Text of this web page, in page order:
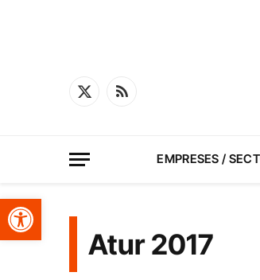
Obre la barra d'eines
X
RSS
EMPRESES /
Atur 2017